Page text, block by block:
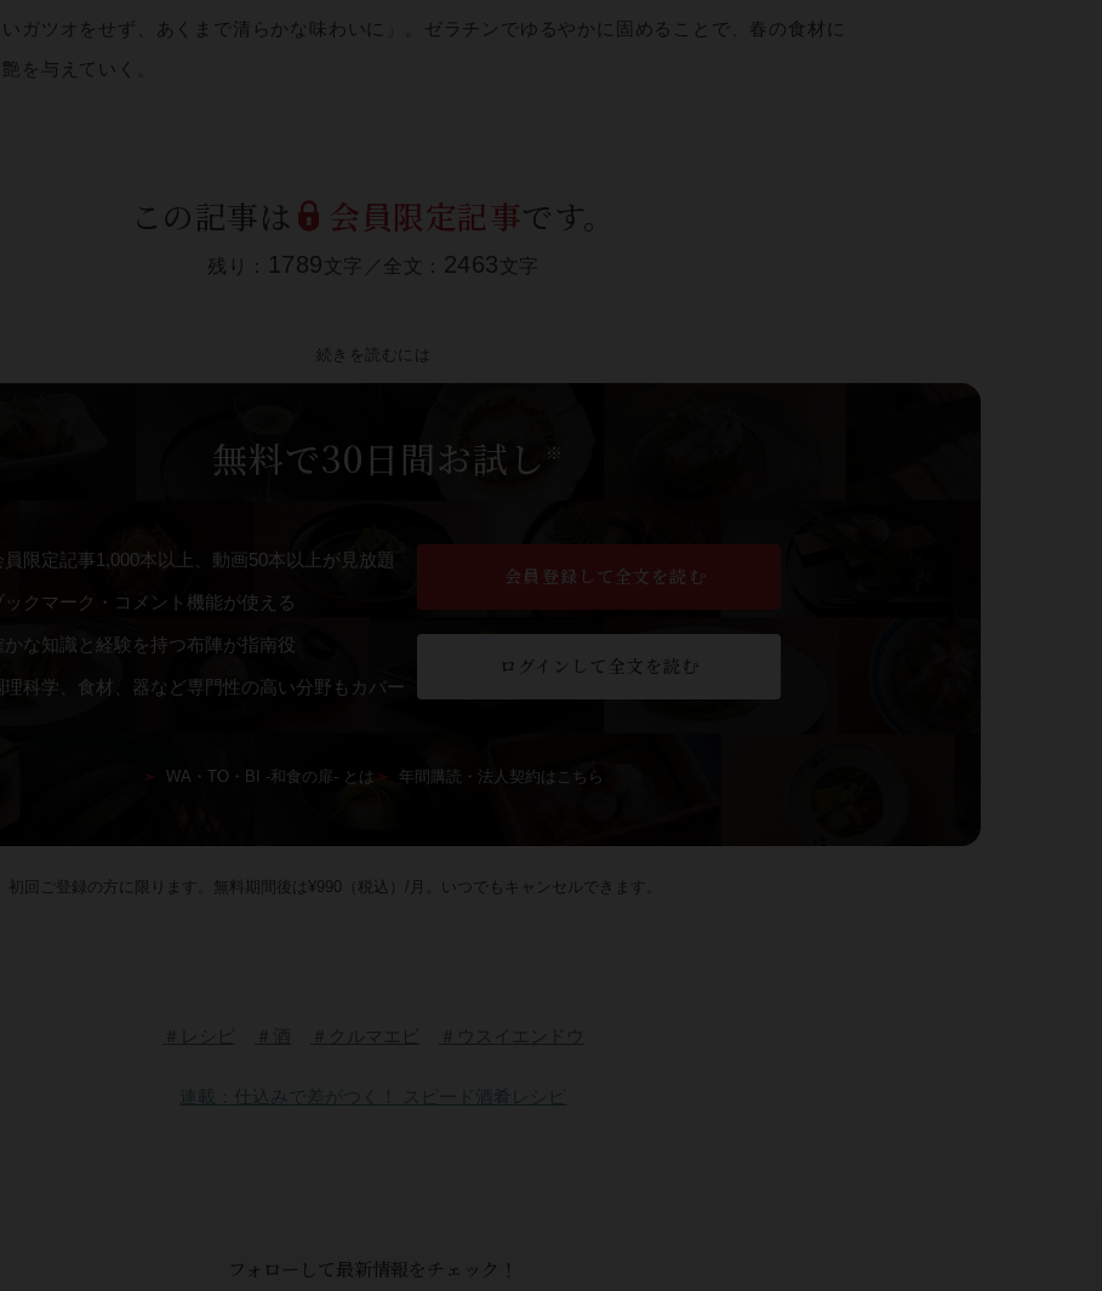
いガツオをせず、あくまで清らかな味わいに」。ゼラチンでゆるやかに固めることで、春の食材に
を与えていく。
この記事は 会員限定記事です。
残り： 1789 文字／全文： 2463 文字
続きを読むには
無料で30日間お試し ※
員限定記事1,000本以上、動画50本以上が見放題
ックマーク・コメント機能が使える
かな知識と経験を持つ布陣が指南役
理科学、食材、器など専門性の高い分野もカバー
会員登録して全文を読む
ログインして全文を読む
WA・TO・BI -和食の扉- とは 年間購読・法人契約はこちら
回ご登録の方に限ります。無料期間後は¥990（税込）/月。いつでもキャンセルできます。
連載：仕込みで差がつく！ スピード酒肴レシピ
フォローして最新情報をチェック！